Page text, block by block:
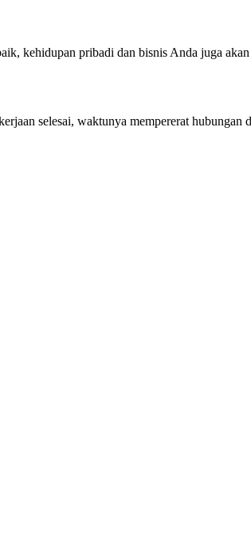
kehidupan pribadi dan bisnis Anda juga
selesai, waktunya mempererat hubungan